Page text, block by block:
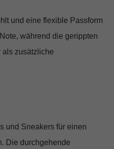
und eine flexible Passform
während die gerippten
als zusätzliche
und Sneakers für einen
Die durchgehende